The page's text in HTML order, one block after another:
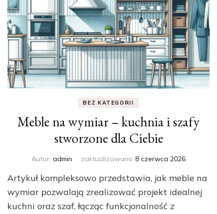
BEZ KATEGORII
Meble na wymiar – kuchnia i szafy
stworzone dla Ciebie
Autor: admin zaktualizowano 8 czerwca 2026
Artykuł kompleksowo przedstawia, jak meble na
wymiar pozwalają zrealizować projekt idealnej
kuchni oraz szaf, łącząc funkcjonalność z